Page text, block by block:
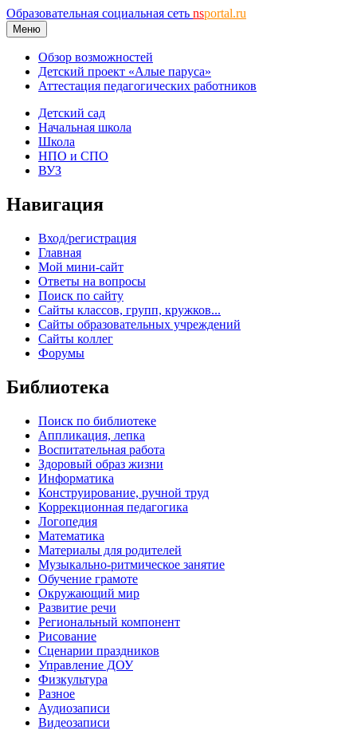
Образовательная социальная сеть nsportal.ru
Меню
Обзор возможностей
Детский проект «Алые паруса»
Аттестация педагогических работников
Детский сад
Начальная школа
Школа
НПО и СПО
ВУЗ
Навигация
Вход/регистрация
Главная
Мой мини-сайт
Ответы на вопросы
Поиск по сайту
Сайты классов, групп, кружков...
Сайты образовательных учреждений
Сайты коллег
Форумы
Библиотека
Поиск по библиотеке
Аппликация, лепка
Воспитательная работа
Здоровый образ жизни
Информатика
Конструирование, ручной труд
Коррекционная педагогика
Логопедия
Математика
Материалы для родителей
Музыкально-ритмическое занятие
Обучение грамоте
Окружающий мир
Развитие речи
Региональный компонент
Рисование
Сценарии праздников
Управление ДОУ
Физкультура
Разное
Аудиозаписи
Видеозаписи